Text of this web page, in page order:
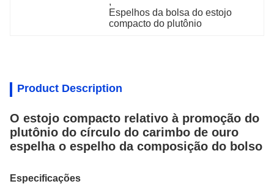
Espelhos da bolsa do estojo
compacto do plutônio
Product Description
O estojo compacto relativo à promoção do
plutônio do círculo do carimbo de ouro
espelha o espelho da composição do bolso
Especificações